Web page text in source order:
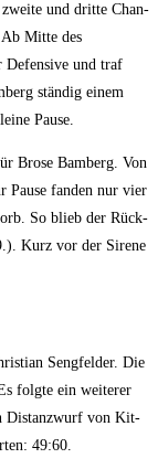
zwei­te und drit­te Chan­
Mit­te des
Defen­si­ve und traf
stän­dig einem
Pause.
Bro­se Bam­berg. Von
Pau­se fan­den nur vier
So blieb der Rück­
Kurz vor der Sire­ne
Seng­fel­der. Die
folg­te ein wei­te­rer
Distanz­wurf von Kit­
49:60.